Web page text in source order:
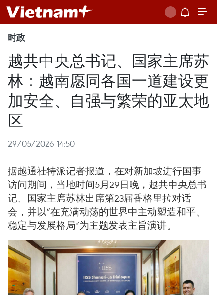
时政
越共中央总书记、国家主席苏
林：越南愿同各国一道建设更
加安全、自强与繁荣的亚太地
区
29/05/2026 14:50
据越通社特派记者报道，在对新加坡进行国事
访问期间，当地时间5月29日晚，越共中央总书
记、国家主席苏林出席第23届香格里拉对话
会，并以“在充满动荡的世界中主动塑造和平、
稳定与发展格局”为主题发表主旨演讲。